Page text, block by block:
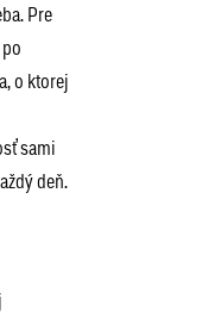
Pre
o ktorej
sami
deň.